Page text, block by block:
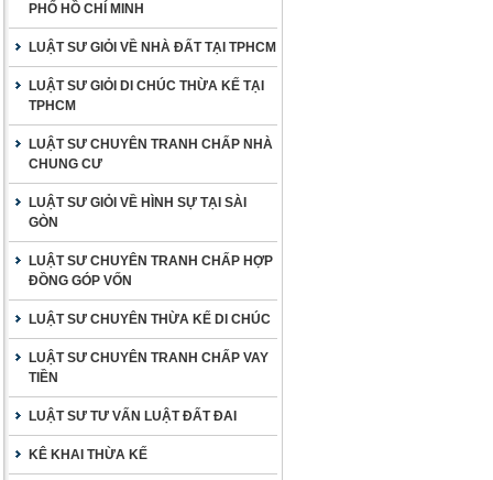
PHỐ HỒ CHÍ MINH
LUẬT SƯ GIỎI VỀ NHÀ ĐẤT TẠI TPHCM
LUẬT SƯ GIỎI DI CHÚC THỪA KẾ TẠI
TPHCM
LUẬT SƯ CHUYÊN TRANH CHẤP NHÀ
CHUNG CƯ
LUẬT SƯ GIỎI VỀ HÌNH SỰ TẠI SÀI
GÒN
LUẬT SƯ CHUYÊN TRANH CHẤP HỢP
ĐỒNG GÓP VỐN
LUẬT SƯ CHUYÊN THỪA KẾ DI CHÚC
LUẬT SƯ CHUYÊN TRANH CHẤP VAY
TIỀN
LUẬT SƯ TƯ VẤN LUẬT ĐẤT ĐAI
KÊ KHAI THỪA KẾ